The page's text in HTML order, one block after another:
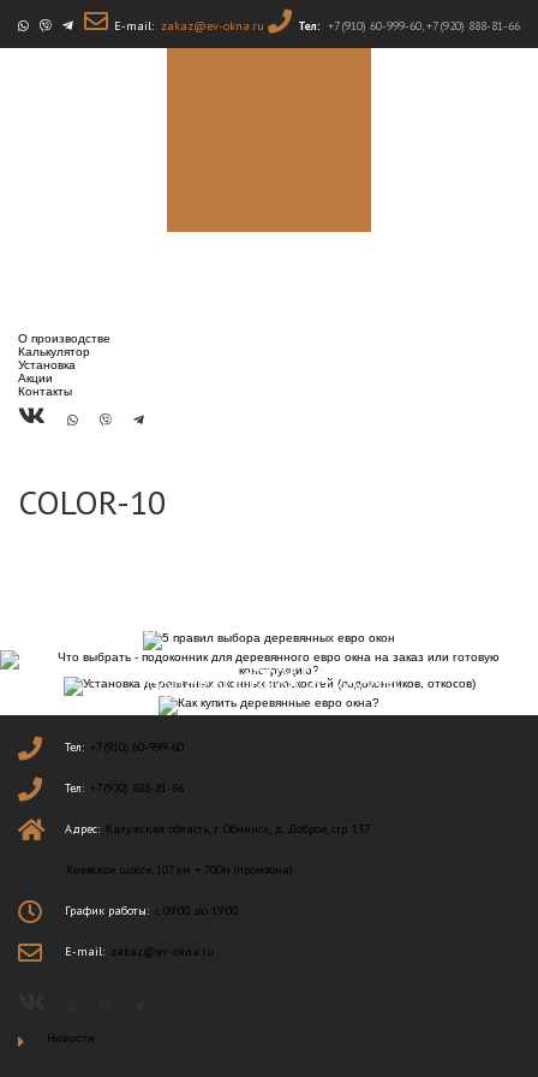
E-mail: zakaz@ev-okna.ru Тел: +7 (910) 60-999-60,+7 (920) 888-81-66
ЭкоОкна от
О производстве
Калькулятор
Установка
Акции
Контакты
COLOR-10
5 ПРАВИЛ ВЫБОРА ДЕРЕВЯННЫХ ЕВРО ОКОН
ЧТО ВЫБРАТЬ — ПОДОКОННИК ДЛЯ ДЕРЕВЯННОГО
ЕВРО ОКНА НА ЗАКАЗ ИЛИ ГОТОВУЮ
КОНСТРУКЦИЮ?
УСТАНОВКА ДЕРЕВЯННЫХ ОКОННЫХ ПЛОСКОСТЕЙ
(ПОДОКОННИКОВ, ОТКОСОВ)
КАК КУПИТЬ ДЕРЕВЯННЫЕ ЕВРО ОКНА?
Тел: +7 (910) 60-999-60
Тел: +7 (920) 888-81-66
Адрес: Калужская область, г. Обнинск, д. Доброе, стр. 137
Киевское шоссе, 107 км + 700м (промзона)
График работы: с 09:00 до 19:00
E-mail: zakaz@ev-okna.ru
Новости